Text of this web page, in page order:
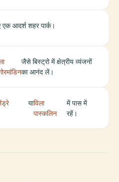
एक आदर्श शहर पार्क।
जैसे बिस्ट्रो में क्षेत्रीय व्यंजनों
का आनंद लें।
याविला
पास्कलिन
में पास में
रहें।